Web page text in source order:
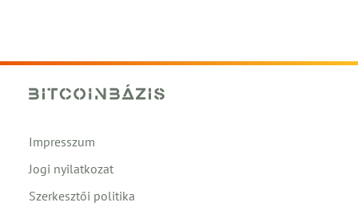
Impresszum
Jogi nyilatkozat
Szerkesztői politika